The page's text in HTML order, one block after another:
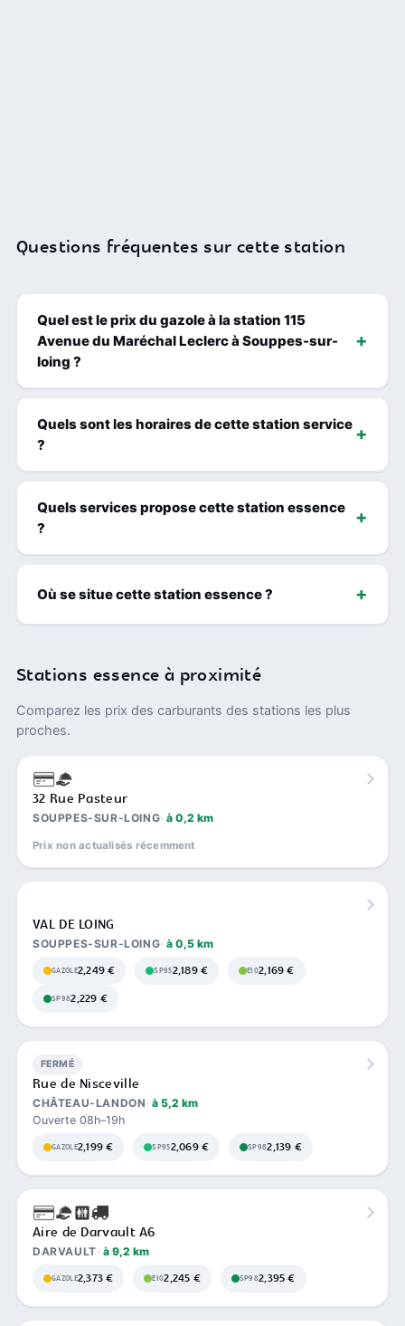
Questions fréquentes sur cette station
Quel est le prix du gazole à la station 115
Avenue du Maréchal Leclerc à Souppes-sur-
loing ?
Quels sont les horaires de cette station service
?
Quels services propose cette station essence
?
Où se situe cette station essence ?
Stations essence à proximité
Comparez les prix des carburants des stations les plus
proches.
32 Rue Pasteur
SOUPPES-SUR-LOING à 0,2 km
Prix non actualisés récemment
VAL DE LOING
SOUPPES-SUR-LOING à 0,5 km
GAZOLE2,249 € SP952,189 € E102,169 €
SP982,229 €
FERMÉ
Rue de Nisceville
CHÂTEAU-LANDON à 5,2 km
Ouverte 08h–19h
GAZOLE2,199 € SP952,069 € SP982,139 €
Aire de Darvault A6
DARVAULT à 9,2 km
GAZOLE2,373 € E102,245 € SP982,395 €